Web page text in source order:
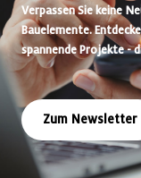
Verpassen Sie keine
Bauelemente.
spannende Projekte -
Zum Newsletter